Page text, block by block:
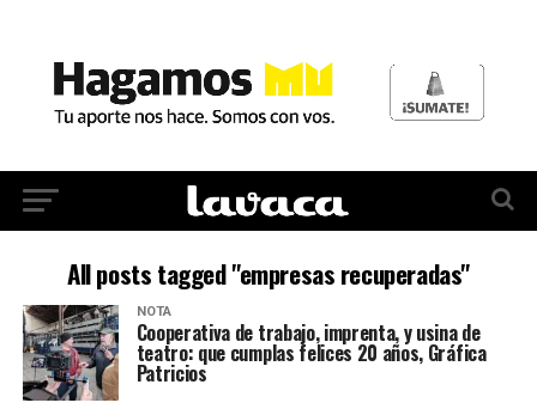
All posts tagged "empresas recuperadas"
NOTA
Cooperativa de trabajo, imprenta, y usina de
teatro: que cumplas felices 20 años, Gráfica
Patricios